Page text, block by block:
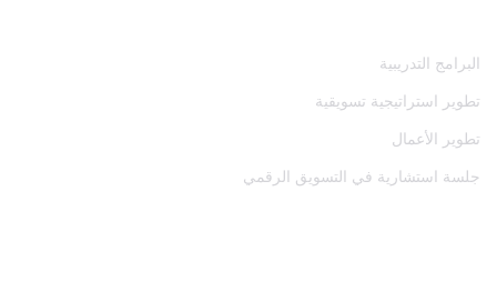
البرامج التدريبية
تطوير استراتيجية تسويقية
تطوير الأعمال
جلسة استشارية في التسويق الرقمي